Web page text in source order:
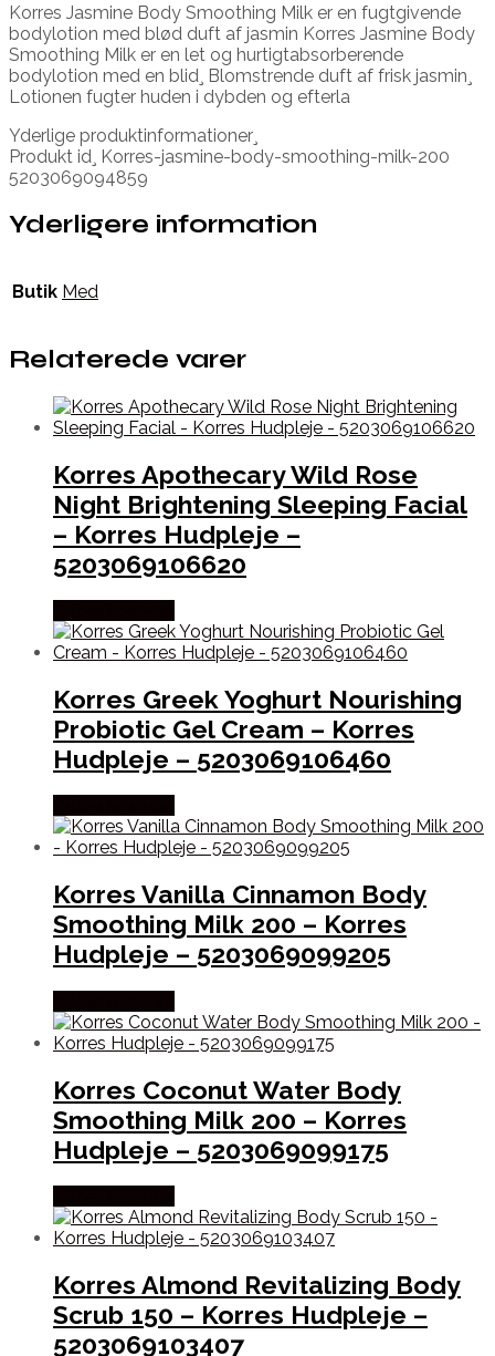
Korres Jasmine Body Smoothing Milk er en fugtgivende
bodylotion med blød duft af jasmin Korres Jasmine Body
Smoothing Milk er en let og hurtigtabsorberende
bodylotion med en blid¸ Blomstrende duft af frisk jasmin¸
Lotionen fugter huden i dybden og efterla
Yderlige produktinformationer¸
Produkt id¸ Korres-jasmine-body-smoothing-milk-200
5203069094859
Yderligere information
Butik Med
Relaterede varer
Korres Apothecary Wild Rose
Night Brightening Sleeping Facial
– Korres Hudpleje –
5203069106620
Korres Greek Yoghurt Nourishing
Probiotic Gel Cream – Korres
Hudpleje – 5203069106460
Korres Vanilla Cinnamon Body
Smoothing Milk 200 – Korres
Hudpleje – 5203069099205
Korres Coconut Water Body
Smoothing Milk 200 – Korres
Hudpleje – 5203069099175
Korres Almond Revitalizing Body
Scrub 150 – Korres Hudpleje –
5203069103407